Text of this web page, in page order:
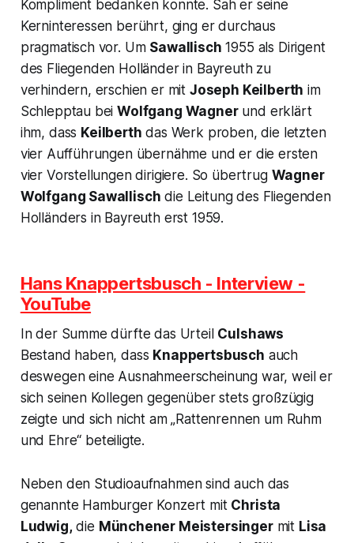
Kompliment bedanken konnte. Sah er seine
Kerninteressen berührt, ging er durchaus
pragmatisch vor. Um Sawallisch 1955 als Dirigent
des Fliegenden Holländer in Bayreuth zu
verhindern, erschien er mit Joseph Keilberth im
Schlepptau beiWolfgang Wagnerund erklärt
ihm, dass Keilberth das Werk proben, die letzten
vier Aufführungen übernähme und er die ersten
vier Vorstellungen dirigiere. So übertrug Wagner
Wolfgang Sawallisch die Leitung des Fliegenden
Holländers in Bayreuth erst 1959.
Hans Knappertsbusch - Interview -
YouTube
In der Summe dürfte das Urteil Culshaws
Bestand haben, dass Knappertsbusch auch
deswegen eine Ausnahmeerscheinung war, weil er
sich seinen Kollegen gegenüber stets großzügig
zeigte und sich nicht am„Rattenrennen um Ruhm
und Ehre“ beteiligte.
Neben den Studioaufnahmen sind auch das
genannte Hamburger Konzert mit Christa
Ludwig,die Münchener Meistersingermit Lisa